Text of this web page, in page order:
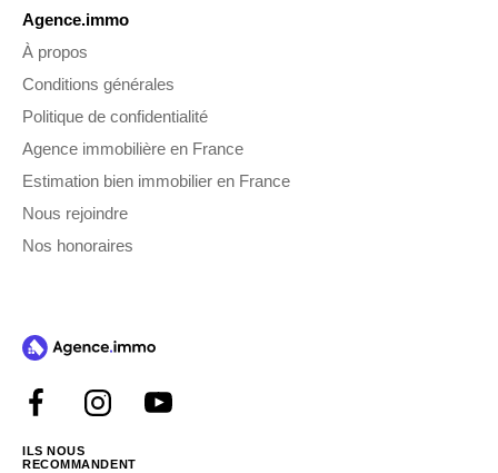
Agence.immo
À propos
Conditions générales
Politique de confidentialité
Agence immobilière en France
Estimation bien immobilier en France
Nous rejoindre
Nos honoraires
ILS NOUS
RECOMMANDENT